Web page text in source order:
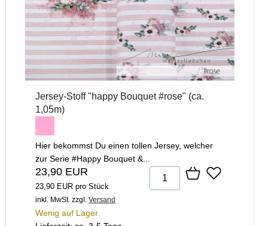
Jersey-Stoff "happy Bouquet #rose" (ca.
1,05m)
Hier bekommst Du einen tollen Jersey, welcher
zur Serie #Happy Bouquet &...
23,90 EUR
23,90 EUR pro Stück
inkl. MwSt. zzgl. Versand
Wenig auf Lager